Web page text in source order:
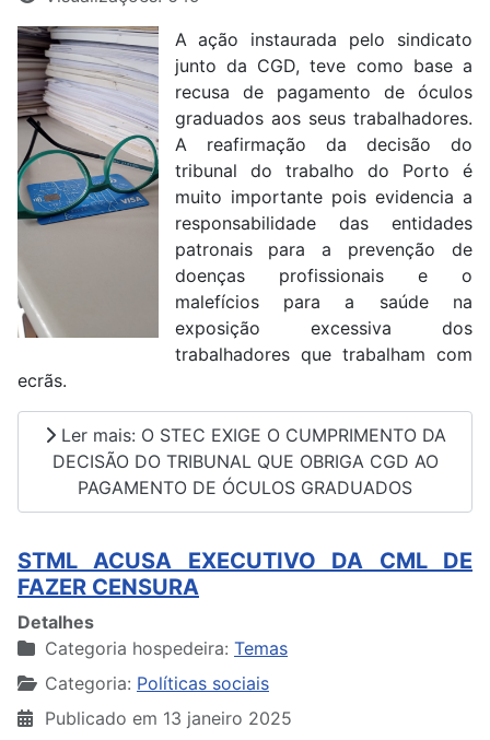
A ação instaurada pelo sindicato
junto da CGD, teve como base a
recusa de pagamento de óculos
graduados aos seus trabalhadores.
A reafirmação da decisão do
tribunal do trabalho do Porto é
muito importante pois evidencia a
responsabilidade das entidades
patronais para a prevenção de
doenças profissionais e o
malefícios para a saúde na
exposição excessiva dos
trabalhadores que trabalham com
ecrãs.
Ler mais: O STEC EXIGE O CUMPRIMENTO DA
DECISÃO DO TRIBUNAL QUE OBRIGA CGD AO
PAGAMENTO DE ÓCULOS GRADUADOS
STML ACUSA EXECUTIVO DA CML DE
FAZER CENSURA
Detalhes
Categoria hospedeira: Temas
Categoria: Políticas sociais
Publicado em 13 janeiro 2025